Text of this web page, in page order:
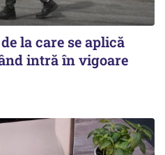
la care se aplică
intră în vigoare